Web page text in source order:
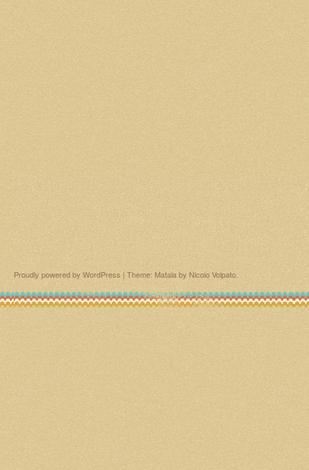
Proudly powered by WordPress | Theme: Matala by Nicolo Volpato